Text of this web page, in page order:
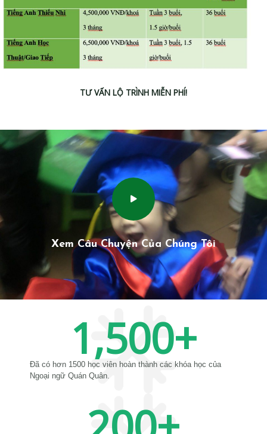
TƯ VẤN LỘ TRÌNH MIỄN PHÍ!
Xem Câu Chuyện Của Chúng Tôi
Đã có hơn 1500 học viên hoàn thành các khóa học của
Ngoại ngữ Quán Quân.
1,500+